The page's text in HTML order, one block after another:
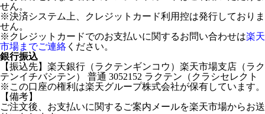
せん。
※決済システム上、クレジットカード利用控は発行しておりま
せん。
※クレジットカードでのお支払いに関するお問い合わせは楽天
市場までご連絡 ください。
銀行振込
【振込先】楽天銀行（ラクテンギンコウ）楽天市場支店（ラク
テンイチバシテン） 普通 3052152 ラクテン（クラシセレクト
※この口座の権利は楽天グループ株式会社が保有しています。
【備考】
ご注文後、お支払いに関するご案内メールを楽天市場からお送